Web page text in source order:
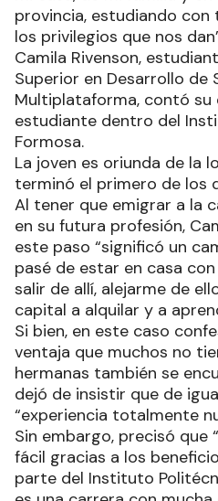
lo que ya dije, que en
oportunidades, por eso
mi casa, de mi familia y
provincia, estudiando con
los privilegios que nos
Camila Rivenson,
Superior en Desarrollo de
Multiplataforma, contó su
estudiante dentro del
Formosa.
La joven es oriunda de la
terminó el primero de los
Al tener que emigrar a la
en su futura profesión,
este paso “significó un
pasé de estar en casa
salir de allí, alejarme de
capital a alquilar y a
Si bien, en este caso
ventaja que muchos no
hermanas también se
dejó de insistir que de
“experiencia totalmente